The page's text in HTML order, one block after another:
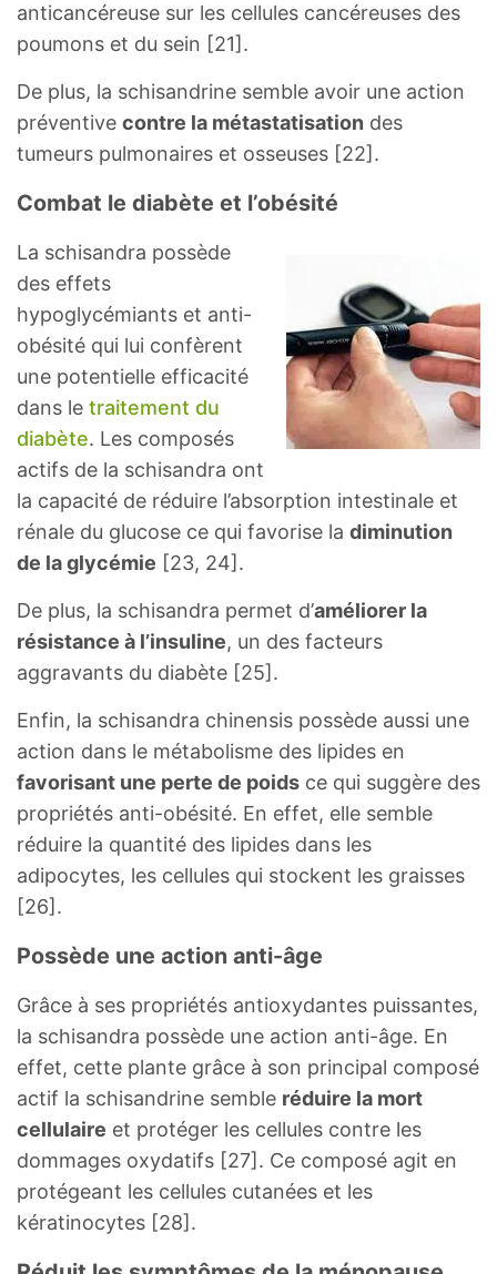
anticancéreuse sur les cellules cancéreuses des
poumons et du sein [21].
De plus, la schisandrine semble avoir une action
préventive contre la métastatisation des
tumeurs pulmonaires et osseuses [22].
Combat le diabète et l’obésité
La schisandra possède
des effets
hypoglycémiants et anti-
obésité qui lui confèrent
une potentielle efficacité
dans le traitement du
diabète. Les composés
actifs de la schisandra ont
la capacité de réduire l’absorption intestinale et
rénale du glucose ce qui favorise la diminution
de la glycémie [23, 24].
De plus, la schisandra permet d’améliorer la
résistance à l’insuline, un des facteurs
aggravants du diabète [25].
Enfin, la schisandra chinensis possède aussi une
action dans le métabolisme des lipides en
favorisant une perte de poids ce qui suggère des
propriétés anti-obésité. En effet, elle semble
réduire la quantité des lipides dans les
adipocytes, les cellules qui stockent les graisses
[26].
Possède une action anti-âge
Grâce à ses propriétés antioxydantes puissantes,
la schisandra possède une action anti-âge. En
effet, cette plante grâce à son principal composé
actif la schisandrine semble réduire la mort
cellulaire et protéger les cellules contre les
dommages oxydatifs [27]. Ce composé agit en
protégeant les cellules cutanées et les
kératinocytes [28].